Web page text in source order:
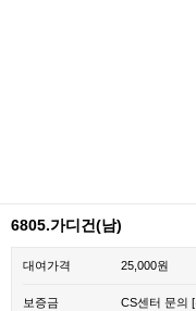
6805.가디건(남)
대여가격 25,000원
보증금 CS센터 문의